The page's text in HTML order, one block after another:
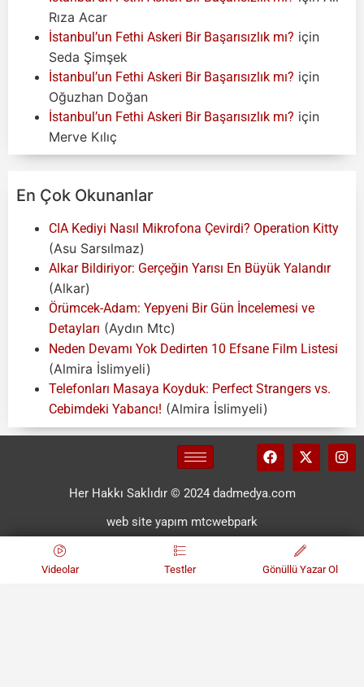
Rıza Acar
İstanbul’un Fethi Askeri Bir Başarısızlık mı? için
Seda Şimşek
İstanbul’un Fethi Askeri Bir Başarısızlık mı? için
Oğuzhan Doğan
İstanbul’un Fethi Askeri Bir Başarısızlık mı? için
Merve Kılıç
En Çok Okunanlar
CIA Kediyi Nasıl Mikrofona Çevirdi? Operation Kitty
(Asu Sarsılmaz)
Alkar Bildiriyor: Gerçeğin Yarısı En Büyük Yalandır
(Alkar)
Örümcek-Adam: Yepyeni Bir Gün İncelemesi ve
Detayları (Aydın Mtc)
Neden Devamı Yok Dedirten 10 Efsane Film Listesi
(Almira İslimyeli)
Telefonları Masaya Koyduk: Perfect Strangers vs.
Cebimdeki Yabancı! (Almira İslimyeli)
Her Hakkı Saklıdır © 2024 dadmedya.com
web site yapım mtcwebpark
Videolar Testler Gönüllü Yazar Ol